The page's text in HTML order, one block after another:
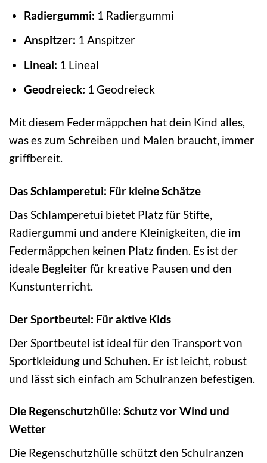
Radiergummi: 1 Radiergummi
Anspitzer: 1 Anspitzer
Lineal: 1 Lineal
Geodreieck: 1 Geodreieck
Mit diesem Federmäppchen hat dein Kind alles,
was es zum Schreiben und Malen braucht, immer
griffbereit.
Das Schlamperetui: Für kleine Schätze
Das Schlamperetui bietet Platz für Stifte,
Radiergummi und andere Kleinigkeiten, die im
Federmäppchen keinen Platz finden. Es ist der
ideale Begleiter für kreative Pausen und den
Kunstunterricht.
Der Sportbeutel: Für aktive Kids
Der Sportbeutel ist ideal für den Transport von
Sportkleidung und Schuhen. Er ist leicht, robust
und lässt sich einfach am Schulranzen befestigen.
Die Regenschutzhülle: Schutz vor Wind und
Wetter
Die Regenschutzhülle schützt den Schulranzen